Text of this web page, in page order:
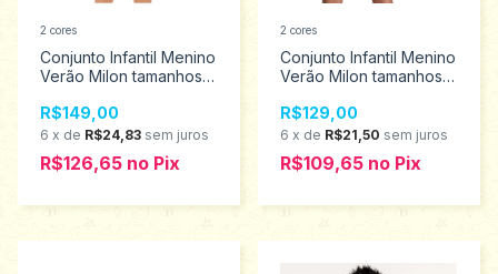
Conjunto Infantil Menino
Verão Milon tamanhos 4
R$149,00
6 x de R$24,83 sem juros
R$126,65 no Pix
2 cores
Conjunto Infantil Menino
Verão Milon tamanhos 4
R$129,00
6 x de R$21,50 sem juros
R$109,65 no Pix
2 cores